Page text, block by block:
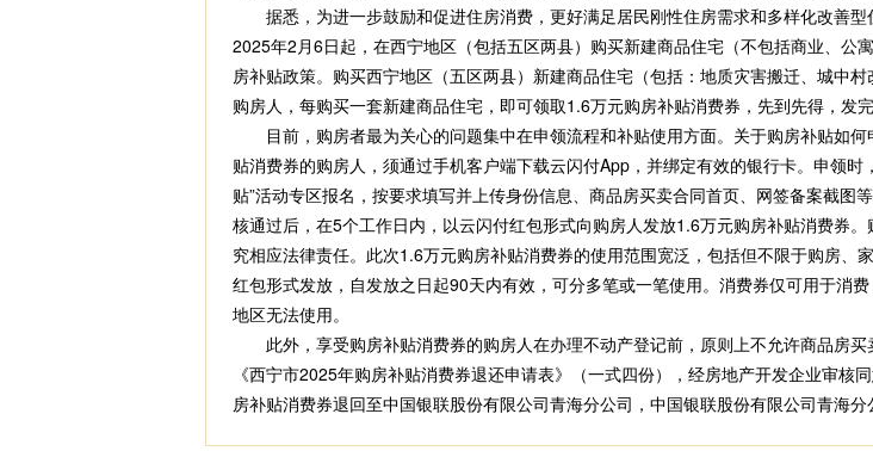
据悉，为进一步鼓励和促进住房消费，更好满足居民刚性住房需求和多样化改善型
2025年2月6日起，在西宁地区（包括五区两县）购买新建商品住宅（不包括商业、公
房补贴政策。购买西宁地区（五区两县）新建商品住宅（包括：地质灾害搬迁、城中
购房人，每购买一套新建商品住宅，即可领取1.6万元购房补贴消费券，先到先得，发完
目前，购房者最为关心的问题集中在申领流程和补贴使用方面。关于购房补贴如
贴消费券的购房人，须通过手机客户端下载云闪付App，并绑定有效的银行卡。申领
贴”活动专区报名，按要求填写并上传身份信息、商品房买卖合同首页、网签备案截
核通过后，在5个工作日内，以云闪付红包形式向购房人发放1.6万元购房补贴消费券
究相应法律责任。此次1.6万元购房补贴消费券的使用范围宽泛，包括但不限于购房
红包形式发放，自发放之日起90天内有效，可分多笔或一笔使用。消费券仅可用于消
地区无法使用。
此外，享受购房补贴消费券的购房人在办理不动产登记前，原则上不允许商品房
《西宁市2025年购房补贴消费券退还申请表》（一式四份），经房地产开发企业审
房补贴消费券退回至中国银联股份有限公司青海分公司，中国银联股份有限公司青海分